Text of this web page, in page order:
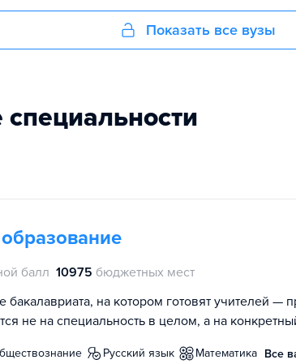
Показать все вузы
балл 10975 бюджетных мест
бакалавриата, на котором готовят учителей —
не на специальность в целом, а на
обществознание русский язык математика Все